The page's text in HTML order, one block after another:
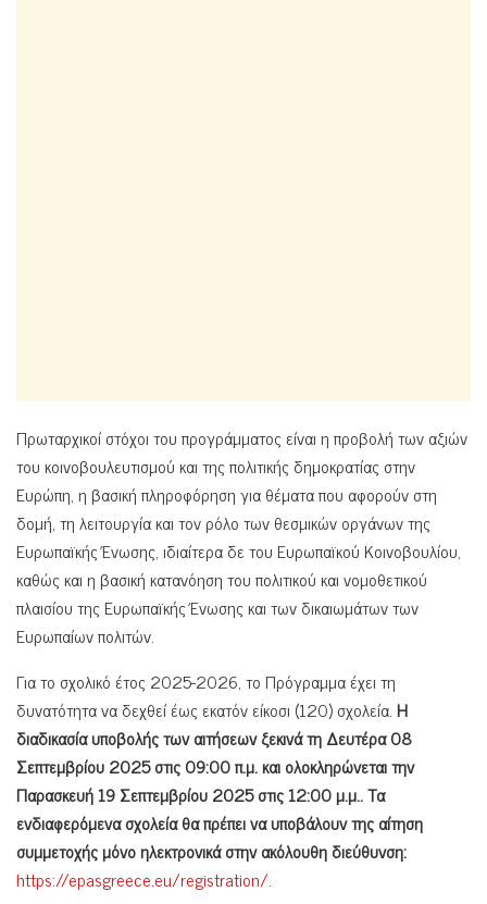
Πρωταρχικοί στόχοι του προγράμματος είναι η προβολή των αξιών
του κοινοβουλευτισμού και της πολιτικής δημοκρατίας στην
Ευρώπη, η βασική πληροφόρηση για θέματα που αφορούν στη
δομή, τη λειτουργία και τον ρόλο των θεσμικών οργάνων της
Ευρωπαϊκής Ένωσης, ιδιαίτερα δε του Ευρωπαϊκού Κοινοβουλίου,
καθώς και η βασική κατανόηση του πολιτικού και νομοθετικού
πλαισίου της Ευρωπαϊκής Ένωσης και των δικαιωμάτων των
Ευρωπαίων πολιτών.
Για το σχολικό έτος 2025-2026, το Πρόγραμμα έχει τη
δυνατότητα να δεχθεί έως εκατόν είκοσι (120) σχολεία. Η
διαδικασία υποβολής των αιτήσεων ξεκινά τη Δευτέρα 08
Σεπτεμβρίου 2025 στις 09:00 π.μ. και ολοκληρώνεται την
Παρασκευή 19 Σεπτεμβρίου 2025 στις 12:00 μ.μ.. Τα
ενδιαφερόμενα σχολεία θα πρέπει να υποβάλουν της αίτηση
συμμετοχής μόνο ηλεκτρονικά στην ακόλουθη διεύθυνση:
https://epasgreece.eu/registration/.